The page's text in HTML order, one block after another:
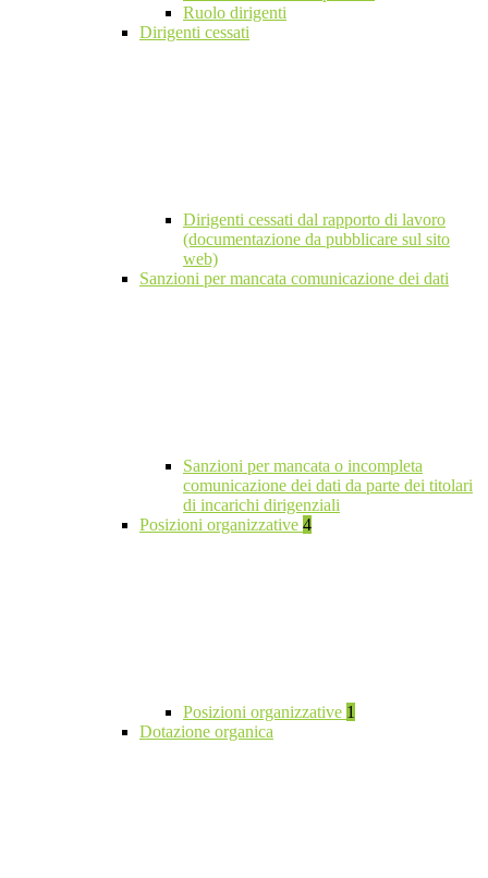
Ruolo dirigenti
Dirigenti cessati
Dirigenti cessati dal rapporto di lavoro
(documentazione da pubblicare sul sito
web)
Sanzioni per mancata comunicazione dei dati
Sanzioni per mancata o incompleta
comunicazione dei dati da parte dei titolari
di incarichi dirigenziali
Posizioni organizzative 4
Posizioni organizzative 1
Dotazione organica